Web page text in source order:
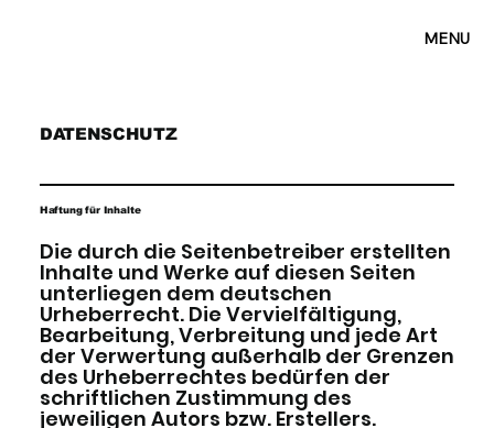
MENU
DATENSCHUTZ
Haftung für Inhalte
Die durch die Seitenbetreiber erstellten
Inhalte und Werke auf diesen Seiten
unterliegen dem deutschen
Urheberrecht. Die Vervielfältigung,
Bearbeitung, Verbreitung und jede Art
der Verwertung außerhalb der Grenzen
des Urheberrechtes bedürfen der
schriftlichen Zustimmung des
jeweiligen Autors bzw. Erstellers.